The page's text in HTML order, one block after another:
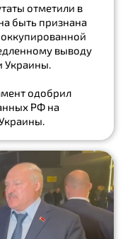
отметили в
быть признана
выводу
Украины.
одобрил
РФ на